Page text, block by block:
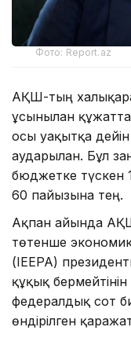
Фото: Report.az
АҚШ-тың
ұсынылған
осы уақытқа
аударылған. Бұл
бюджетке
60 пайызына тең.
Ақпан айында
төтенше
(IEEPA)
құқық
федералдық сот
өндірілген